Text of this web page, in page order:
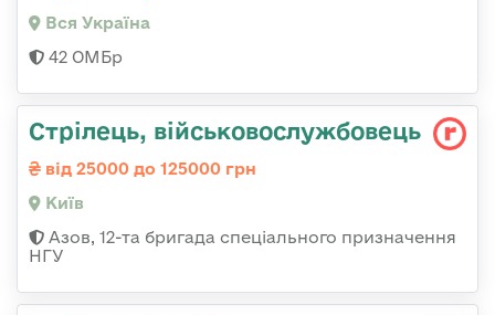
Вся Україна
42 ОМБр
Стрілець, військовослужбовець
від 25000 до 125000 грн
Київ
Азов, 12-та бригада спеціального призначення
НГУ